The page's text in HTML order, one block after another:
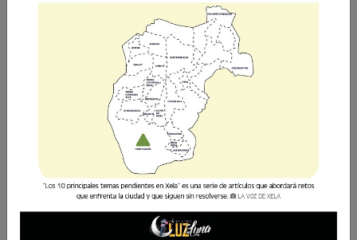
Con Dios siempre existe una nueva
26 Mayo 2026 09:00